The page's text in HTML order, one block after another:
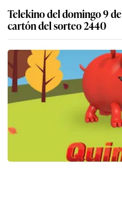
Telekino del domingo 9
cartón del sorteo 2440